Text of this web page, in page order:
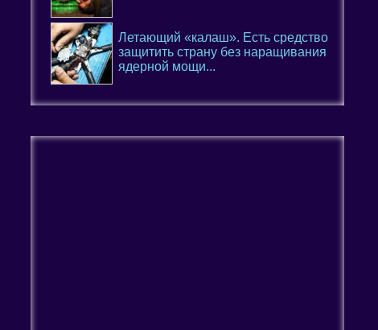
Летающий «калаш». Есть средство
защитить страну без наращивания
ядерной мощи...